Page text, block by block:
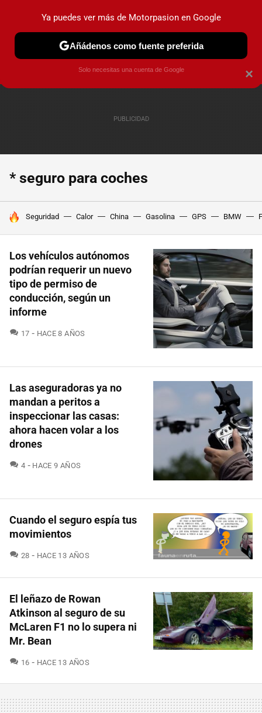
PRUEBAS COCHES ELÉCTRICOS OBSERVATORIO
* seguro para coches
HOY SE HABLA DE
Seguridad Calor China Gasolina GPS BMW
Los vehículos autónomos
podrían requerir un nuevo
tipo de permiso de
conducción, según un
informe
17 COMENTARIOS
HACE 8 AÑOS
Las aseguradoras ya no
mandan a peritos a
inspeccionar las casas:
ahora hacen volar a los
drones
4 COMENTARIOS
HACE 9 AÑOS
Cuando el seguro espía tus
movimientos
28 COMENTARIOS
HACE 13 AÑOS
El leñazo de Rowan
Atkinson al seguro de su
McLaren F1 no lo supera ni
Mr. Bean
16 COMENTARIOS
HACE 13 AÑOS
×
Ya puedes ver más de Motorpasion en Google
Añádenos como fuente preferida
Solo necesitas una cuenta de Google